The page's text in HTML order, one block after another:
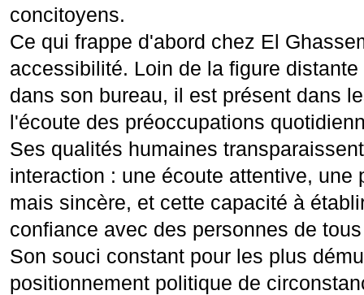
concitoyens.
Ce qui frappe d'abord chez El
accessibilité. Loin de la figure
dans son bureau, il est présent dans
l'écoute des préoccupations
Ses qualités humaines
interaction : une écoute attentive, une
mais sincère, et cette capacité à
confiance avec des personnes de
Son souci constant pour les plus
positionnement politique de